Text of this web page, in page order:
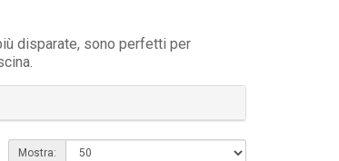
disparate, sono perfetti per
Mostra: